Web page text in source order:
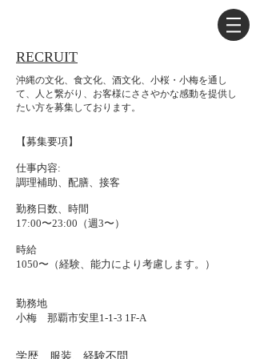
RECRUIT
沖縄の文化、食文化、酒文化、小桜・小梅を通し
て、人と繋がり、お客様にささやかな感動を提供し
たい方を募集しております。
【募集要項】
仕事内容:
調理補助、配膳、接客
勤務日数、時間
17:00〜23:00（週3〜）
時給
1050〜（経験、能力により考慮します。
）
勤務地
小梅 那覇市安里1-1-3 1F-A
学歴、服装、経験不問